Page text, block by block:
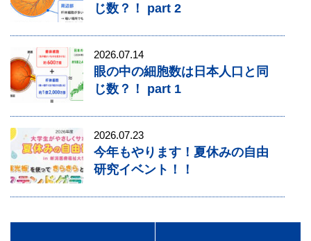
じ数？！ part 2
2026.07.14
眼の中の細胞数は日本人口と同
じ数？！ part 1
2026.07.23
今年もやります！夏休みの自由
研究イベント！！